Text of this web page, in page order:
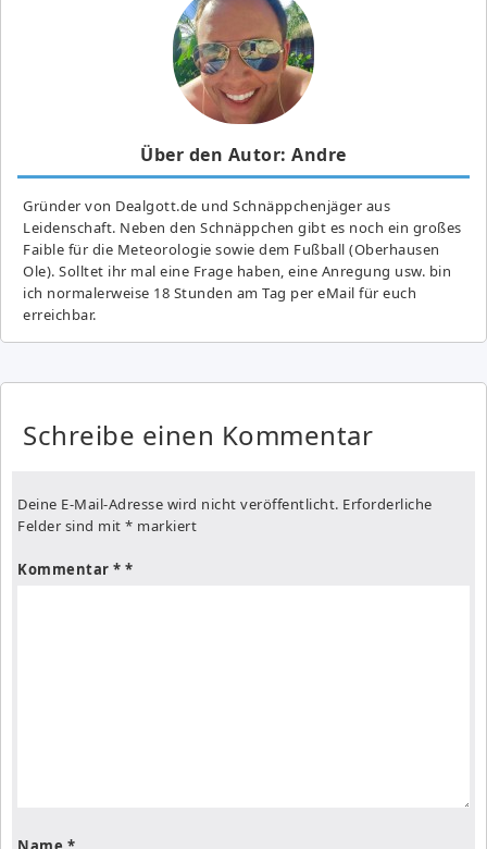
Über den Autor: Andre
Gründer von Dealgott.de und Schnäppchenjäger aus
Leidenschaft. Neben den Schnäppchen gibt es noch ein großes
Fai­ble für die Meteorologie sowie dem Fußball (Oberhausen
Ole). Solltet ihr mal eine Frage haben, eine Anregung usw. bin
ich normalerweise 18 Stunden am Tag per eMail für euch
erreichbar.
Schreibe einen Kommentar
Deine E-Mail-Adresse wird nicht veröffentlicht. Erforderliche
Felder sind mit * markiert
Kommentar *